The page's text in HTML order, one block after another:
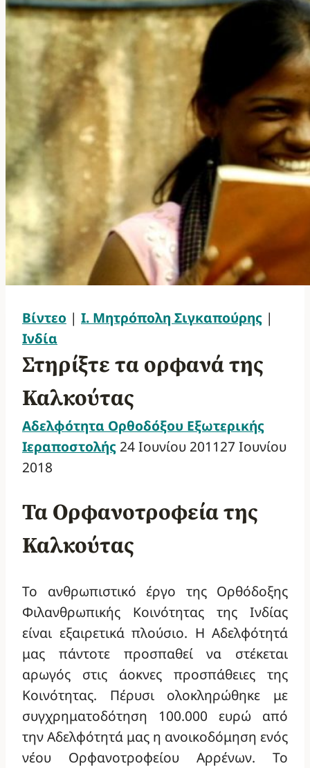
Βίντεο | Ι. Μητρόπολη Σιγκαπούρης |
Ινδία
Στηρίξτε τα ορφανά της
Καλκούτας
Αδελφότητα Ορθοδόξου Εξωτερικής
Ιεραποστολής 24 Ιουνίου 201127 Ιουνίου
2018
Τα Ορφανοτροφεία της
Καλκούτας
Το ανθρωπιστικό έργο της Ορθόδοξης
Φιλανθρωπικής Κοινότητας της Ινδίας
είναι εξαιρετικά πλούσιο. Η Αδελφότητά
μας πάντοτε προσπαθεί να στέκεται
αρωγός στις άοκνες προσπάθειες της
Κοινότητας. Πέρυσι ολοκληρώθηκε με
συγχρηματοδότηση 100.000 ευρώ από
την Αδελφότητά μας η ανοικοδόμηση ενός
νέου Ορφανοτροφείου Αρρένων. Το